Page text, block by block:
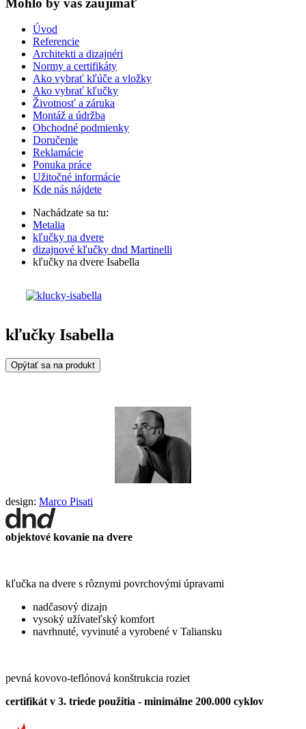
Mohlo by vas zaujímať
Úvod
Referencie
Architekti a dizajnéri
Normy a certifikáty
Ako vybrať kľúče a vložky
Ako vybrať kľučky
Životnosť a záruka
Montáž a údržba
Obchodné podmienky
Doručenie
Reklamácie
Ponuka práce
Užitočné informácie
Kde nás nájdete
Nachádzate sa tu:
Metalia
kľučky na dvere
dizajnové kľučky dnd Martinelli
kľučky na dvere Isabella
kľučky Isabella
Opýtať sa na produkt
design: Marco Pisati
objektové kovanie na dvere
kľučka na dvere s rôznymi povrchovými úpravami
nadčasový dizajn
vysoký užívateľský komfort
navrhnuté, vyvinuté a vyrobené v Taliansku
pevná kovovo-teflónová konštrukcia roziet
certifikát v 3. triede použitia - minimálne 200.000 cyklov